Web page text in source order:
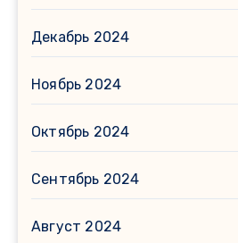
Декабрь 2024
Ноябрь 2024
Октябрь 2024
Сентябрь 2024
Август 2024